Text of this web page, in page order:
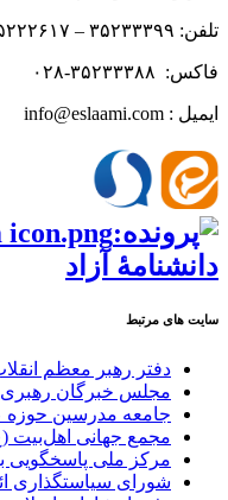
تلفن: ۳۵۲۳۳۳۹۹ – ۳۵۲۲۲۶۱۷ -۰۲۸
فاکس: ۳۵۲۳۳۳۸۸-۰۲۸
ایمیل : info@eslaami.com
سایت های مرتبط
دفتر رهبر معظم
مجلس خبرگان رهبری
جامعه مدرسین حوزه
مجمع جهانی اهل‌بیت
مرکز ملی پاسخگویی
شورای سیاستگذاری